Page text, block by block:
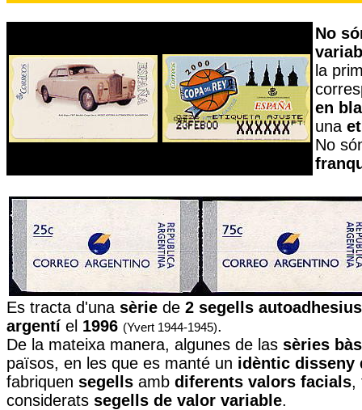
No
la
en
una
No
Es tracta d'una sèrie de 2 segells
argentí el 1996 (Yvert 1944-1945).
De la mateixa manera, algunes de las sèries
països, en les que es manté un idèntic disseny
fabriquen segells amb diferents valors facials,
considerats segells de valor variable.